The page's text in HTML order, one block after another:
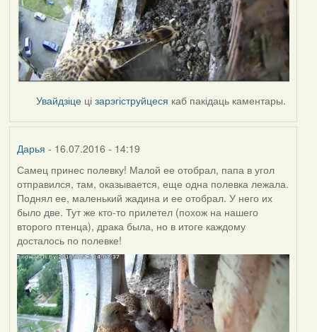
Увайдзіце цізарэгіструйцеся каб пакідаць каментары.
Дарья - 16.07.2016 - 14:19
Самец принес полевку! Малой ее отобрал, папа в угол
отправился, там, оказывается, еще одна полевка лежала.
Поднял ее, маленький жадина и ее отобрал. У него их
было две. Тут же кто-то прилетел (похож на нашего
второго птенца), драка была, но в итоге каждому
досталось по полевке!